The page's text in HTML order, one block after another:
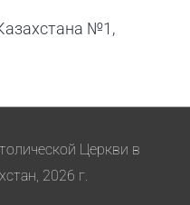
№1,
Церкви в
2026 г.